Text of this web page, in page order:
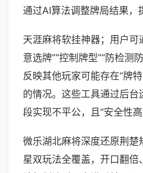
通过AI算法调整牌局结果，
天涯麻将软挂神器；用户可
意选牌”“控制牌型”“防检测
反映其他玩家可能存在“牌
的情况。这些工具通过后
段实现不平公，且“安全性高
微乐湖北麻将深度还原荆楚
星双玩法全覆盖，开口翻